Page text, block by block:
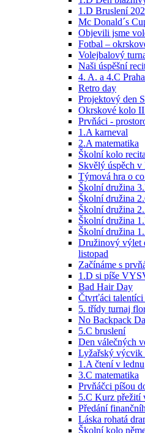
1.D Bruslení
Mc Donald´s
Objevili jsme
Fotbal –
Volejbalový
Naši úspěšní
4. A. a 4.C
Retro day
Projektový den
Okrskové kolo
Prvňáci -
1.A karneval
2.A matematika
Školní kolo
Skvělý úspěch v
Týmová hra o
Školní družina
Školní družina
Školní družina
Školní družina
Školní družina
Družinový výlet
listopad
Začínáme s
1.D si píše
Bad Hair Day
Čtvrťáci talentíci
5. třídy turnaj
No Backpack
5.C bruslení
Den válečných
Lyžařský výcvik
1.A čtení v lednu
3.C matematika
Prvňáčci píšou
5.C Kurz přežití
Předání
Láska rohatá
Školní kolo